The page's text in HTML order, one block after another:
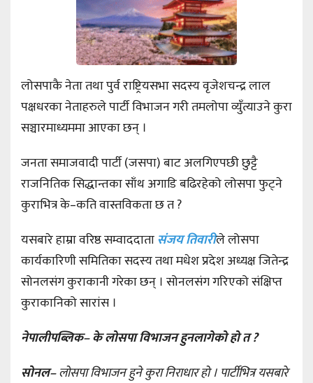
लोसपाकै नेता तथा पुर्व राष्ट्रियसभा सदस्य वृजेशचन्द्र लाल
पक्षधरका नेताहरुले पार्टी विभाजन गरी तमलोपा व्युँत्याउने कुरा
सञ्चारमाध्यममा आएका छन् ।
जनता समाजवादी पार्टी (जसपा) बाट अलगिएपछी छुट्टै
राजनितिक सिद्धान्तका साँथ अगाडि बढिरहेको लोसपा फुट्ने
कुराभित्र के–कति वास्तविकता छ त ?
यसबारे हाम्रा वरिष्ठ सम्वाददातासंजय तिवारीले लोसपा
कार्यकारिणी समितिका सदस्य तथा मधेश प्रदेश अध्यक्ष जितेन्द्र
सोनलसंग कुराकानी गरेका छन् । सोनलसंग गरिएको संक्षिप्त
कुराकानिको सारांस ।
नेपालीपब्लिक– के लोसपा विभाजन हुनलागेको हो त ?
सोनल–लोसपा विभाजन हुने कुरा निराधार हो । पार्टीभित्र यसबारे